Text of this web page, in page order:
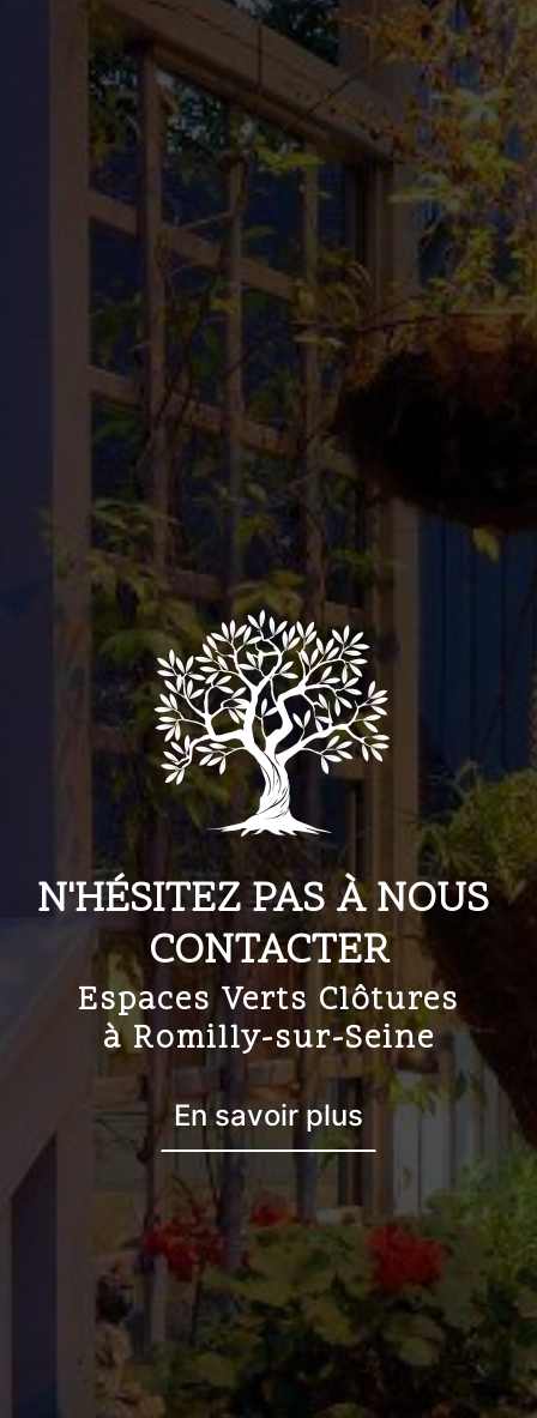
N'HÉSITEZ PAS À NOUS
CONTACTER
Espaces Verts Clôtures
à Romilly-sur-Seine
En savoir plus